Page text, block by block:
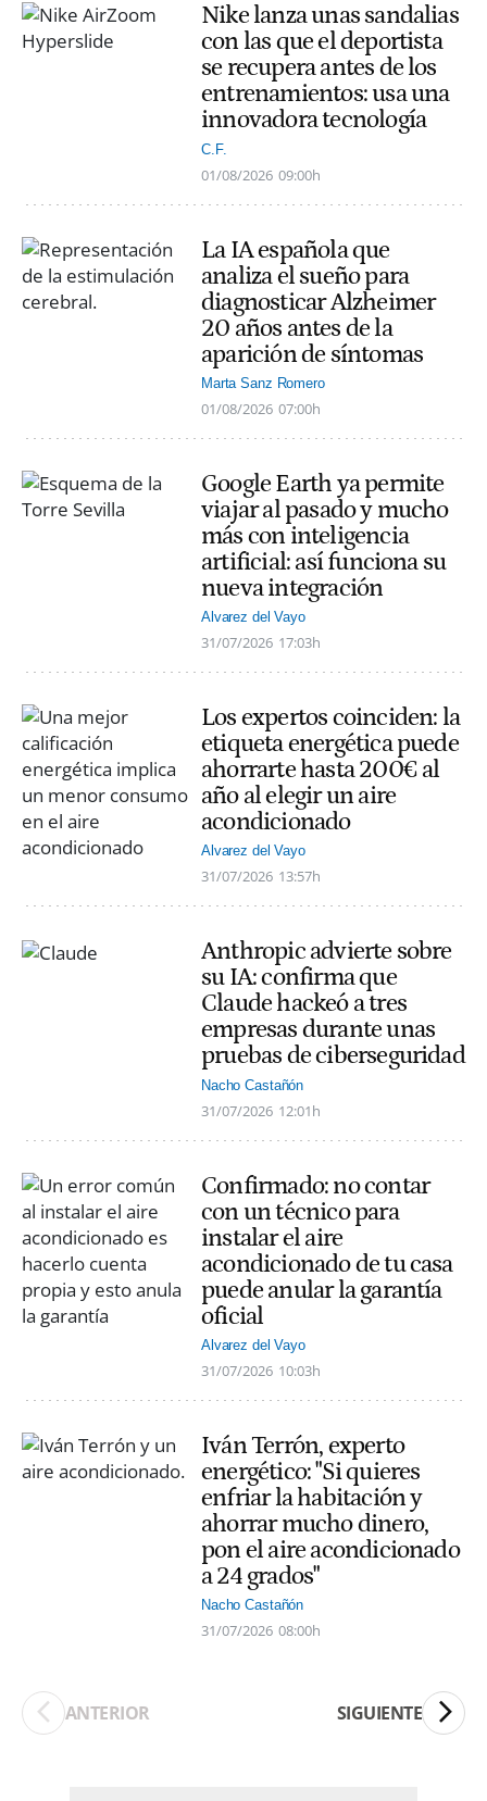
Nike lanza unas sandalias
con las que el deportista
se recupera antes de los
entrenamientos: usa una
innovadora tecnología
C.F.
01/08/2026 09:00h
La IA española que
analiza el sueño para
diagnosticar Alzheimer
20 años antes de la
aparición de síntomas
Marta Sanz Romero
01/08/2026 07:00h
Google Earth ya permite
viajar al pasado y mucho
más con inteligencia
artificial: así funciona su
nueva integración
Alvarez del Vayo
31/07/2026 17:03h
Los expertos coinciden: la
etiqueta energética puede
ahorrarte hasta 200€ al
año al elegir un aire
acondicionado
Alvarez del Vayo
31/07/2026 13:57h
Anthropic advierte sobre
su IA: confirma que
Claude hackeó a tres
empresas durante unas
pruebas de ciberseguridad
Nacho Castañón
31/07/2026 12:01h
Confirmado: no contar
con un técnico para
instalar el aire
acondicionado de tu casa
puede anular la garantía
oficial
Alvarez del Vayo
31/07/2026 10:03h
Iván Terrón, experto
energético: "Si quieres
enfriar la habitación y
ahorrar mucho dinero,
pon el aire acondicionado
a 24 grados"
Nacho Castañón
31/07/2026 08:00h
ANTERIOR SIGUIENTE